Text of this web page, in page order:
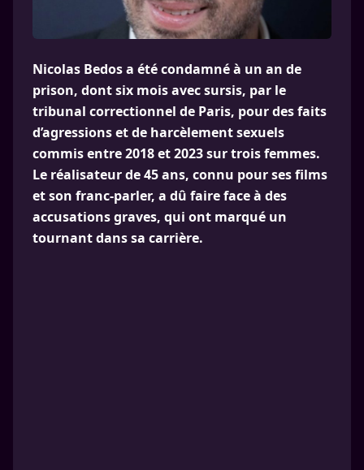
Nicolas Bedos a été condamné à un an de
prison, dont six mois avec sursis, par le
tribunal correctionnel de Paris, pour des faits
d’agressions et de harcèlement sexuels
commis entre 2018 et 2023 sur trois femmes.
Le réalisateur de 45 ans, connu pour ses films
et son franc-parler, a dû faire face à des
accusations graves, qui ont marqué un
tournant dans sa carrière.